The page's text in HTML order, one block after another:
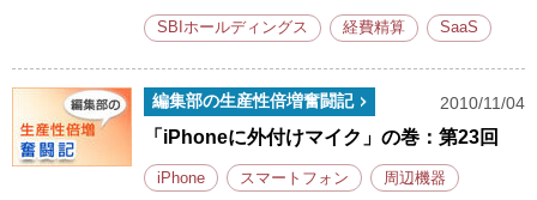
SBIホールディングス 経費精算 SaaS
編集部の生産性倍増奮闘記 2010/11/04
「iPhoneに外付けマイク」の巻：第23回
iPhone スマートフォン 周辺機器